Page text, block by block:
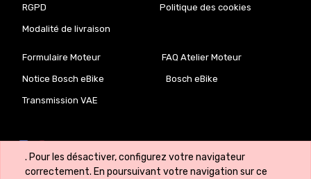
. Pour les désactiver, configurez votre navigateur
correctement. En poursuivant votre navigation sur ce
RGPD Politique des cookies
Modalité de livraison
Formulaire Moteur FAQ Atelier Moteur
Notice Bosch eBike Bosch eBike
Transmission VAE